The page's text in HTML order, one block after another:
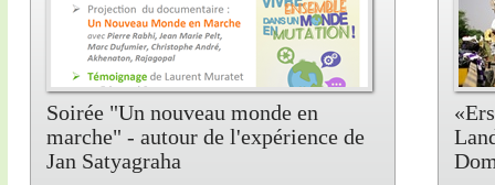
Soirée "Un nouveau monde en
marche" - autour de l'expérience de
Jan Satyagraha